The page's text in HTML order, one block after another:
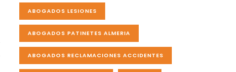
ABOGADOS LESIONES
ABOGADOS PATINETES ALMERIA
ABOGADOS RECLAMACIONES ACCIDENTES